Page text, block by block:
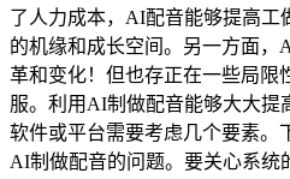
了人力成本，AI配音能够提高工
的机缘和成长空间。另一方面，
革和变化！但也存正在一些局限
服。利用AI制做配音能够大大提
软件或平台需要考虑几个要素。
AI制做配音的问题。要关心系统